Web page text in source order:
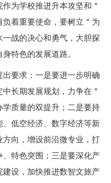
为学校推进升本攻坚和＂
着重要使命，要树立＂为
战的决心和勇气，大胆探
特色的发展道路。
要求：一是要进一步明确
长期发展规划，力争在＂
质量的双提升；二是要持
低空经济、数字经济等新
向，增设前沿微专业，打
特色突围；三是要深化产
设，加快推进数智文旅产